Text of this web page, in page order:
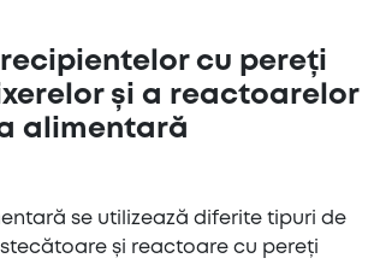
cu pereți
și a reactoarelor
alimentară
se utilizează diferite tipuri de
și reactoare cu pereți